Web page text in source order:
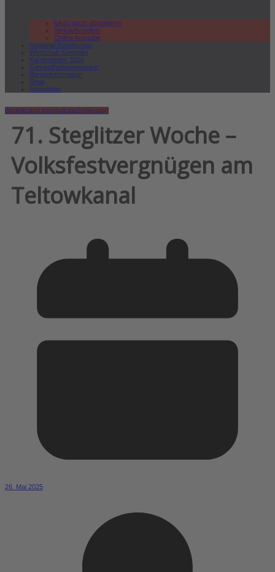
lokal.report abonnieren
Verkaufsstellen
Online Ausgabe
Regional Rundschau
Wirtschaft.Kompakt
Karriereleiter 2026
Gesundheitswegweiser
Bürgerinformation
Shop
Newsletter
BerlinKulturUnterhaltungZehlendorf
71. Steglitzer Woche –
Volksfestvergnügen am
Teltowkanal
26. Mai 2025